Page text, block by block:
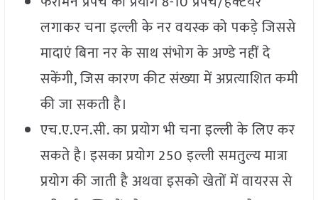
लगाकर चना इल्ली के नर वयस्क को पकड़े जिससे
मादाएं बिना नर के साथ संभोग के अण्डे नहीं दे
सकेंगी, जिस कारण कीट संख्या में अप्रत्याशित कमी
की जा सकती है।
एच.ए.एन.सी. का प्रयोग भी चना इल्ली के लिए कर
सकते है। इसका प्रयोग 250 इल्ली समतुल्य मात्रा
प्रयोग की जाती है अथवा इसको खेतों में वायरस से